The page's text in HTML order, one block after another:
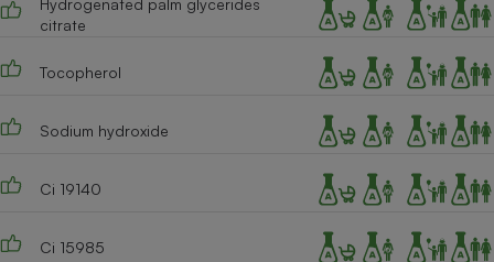
citrate
Tocopherol
Sodium hydroxide
Ci 19140
Ci 15985